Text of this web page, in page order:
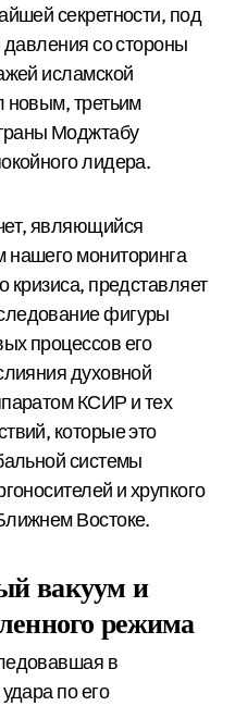
секретности, под
давления со стороны
исламской
третьим
Моджтабу
лидера.
являющийся
мониторинга
кризиса, представляет
фигуры
процессов его
духовной
КСИР и тех
которые это
системы
и хрупкого
Востоке.
вакуум и
режима
в
по его